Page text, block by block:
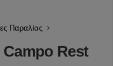
Παραλίας
Rest